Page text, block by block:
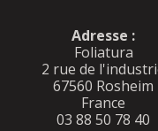
Adresse :
Foliatura
2 rue de
67560 Rosheim
France
03 88 50 78 40